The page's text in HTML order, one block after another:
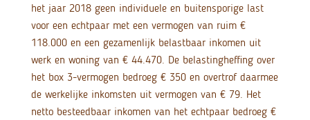
het jaar 2018 geen individuele en buitensporige last
voor een echtpaar met een vermogen van ruim €
118.000 en een gezamenlijk belastbaar inkomen uit
werk en woning van € 44.470. De belastingheffing over
het box 3-vermogen bedroeg € 350 en overtrof daarmee
de werkelijke inkomsten uit vermogen van € 79. Het
netto besteedbaar inkomen van het echtpaar bedroeg €